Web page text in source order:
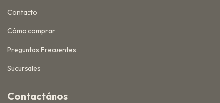
Contacto
Cómo comprar
Preguntas Frecuentes
Sucursales
Contactános